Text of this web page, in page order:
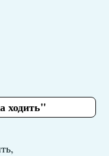
ходить"